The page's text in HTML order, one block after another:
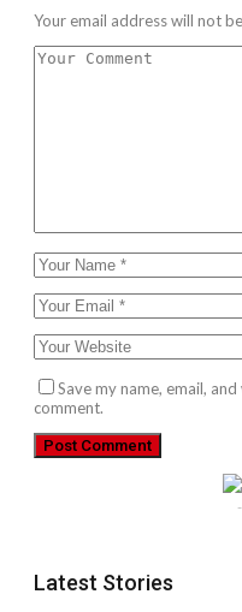
Your email address will not
Save my name, email,
comment.
Latest Stories